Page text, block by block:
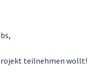
teilnehmen wollt!